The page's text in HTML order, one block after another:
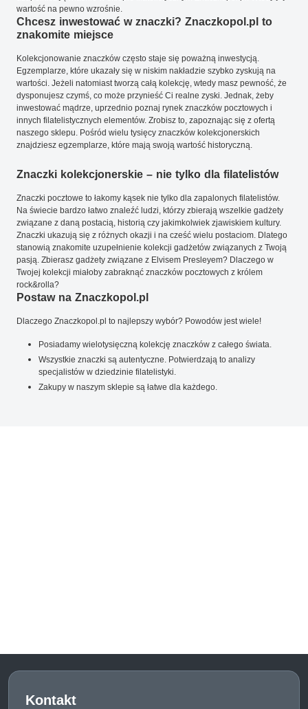
wartość na pewno wzrośnie.
Chcesz inwestować w znaczki? Znaczkopol.pl to
znakomite miejsce
Kolekcjonowanie znaczków często staje się poważną inwestycją.
Egzemplarze, które ukazały się w niskim nakładzie szybko zyskują na
wartości. Jeżeli natomiast tworzą całą kolekcję, wtedy masz pewność, że
dysponujesz czymś, co może przynieść Ci realne zyski. Jednak, żeby
inwestować mądrze, uprzednio poznaj rynek znaczków pocztowych i
innych filatelistycznych elementów. Zrobisz to, zapoznając się z ofertą
naszego sklepu. Pośród wielu tysięcy znaczków kolekcjonerskich
znajdziesz egzemplarze, które mają swoją wartość historyczną.
Znaczki kolekcjonerskie – nie tylko dla filatelistów
Znaczki pocztowe to łakomy kąsek nie tylko dla zapalonych filatelistów.
Na świecie bardzo łatwo znaleźć ludzi, którzy zbierają wszelkie gadżety
związane z daną postacią, historią czy jakimkolwiek zjawiskiem kultury.
Znaczki ukazują się z różnych okazji i na cześć wielu postaciom. Dlatego
stanowią znakomite uzupełnienie kolekcji gadżetów związanych z Twoją
pasją. Zbierasz gadżety związane z Elvisem Presleyem? Dlaczego w
Twojej kolekcji miałoby zabraknąć znaczków pocztowych z królem
rock&rolla?
Postaw na Znaczkopol.pl
Dlaczego Znaczkopol.pl to najlepszy wybór? Powodów jest wiele!
Posiadamy wielotysięczną kolekcję znaczków z całego świata.
Wszystkie znaczki są autentyczne. Potwierdzają to analizy
specjalistów w dziedzinie filatelistyki.
Zakupy w naszym sklepie są łatwe dla każdego.
Kontakt